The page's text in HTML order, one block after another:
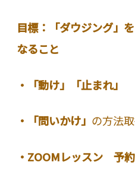
目標：「ダウジング」
なること
・「動け」「止まれ」
・「問いかけ」 の方法
・ZOOMレッスン